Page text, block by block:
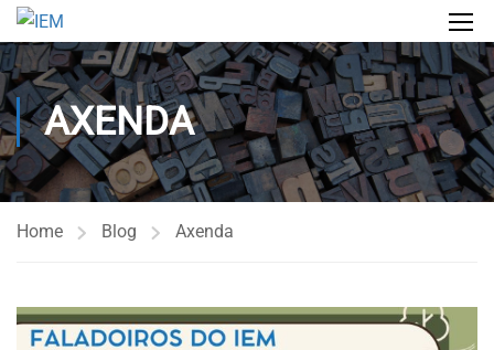
AXENDA
Home Blog Axenda